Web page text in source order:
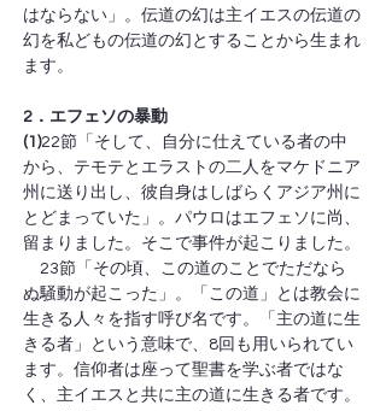
はならない」。伝道の幻は主イエスの伝道の
幻を私どもの伝道の幻とすることから生まれ
ます。
2．エフェソの暴動
(1)22節「そして、自分に仕えている者の中
から、テモテとエラストの二人をマケドニア
州に送り出し、彼自身はしばらくアジア州に
とどまっていた」。パウロはエフェソに尚、
留まりました。そこで事件が起こりました。
23節「その頃、この道のことでただなら
ぬ騒動が起こった」。「この道」とは教会に
生きる人々を指す呼び名です。「主の道に生
きる者」という意味で、8回も用いられてい
ます。信仰者は座って聖書を学ぶ者ではな
く、主イエスと共に主の道に生きる者です。